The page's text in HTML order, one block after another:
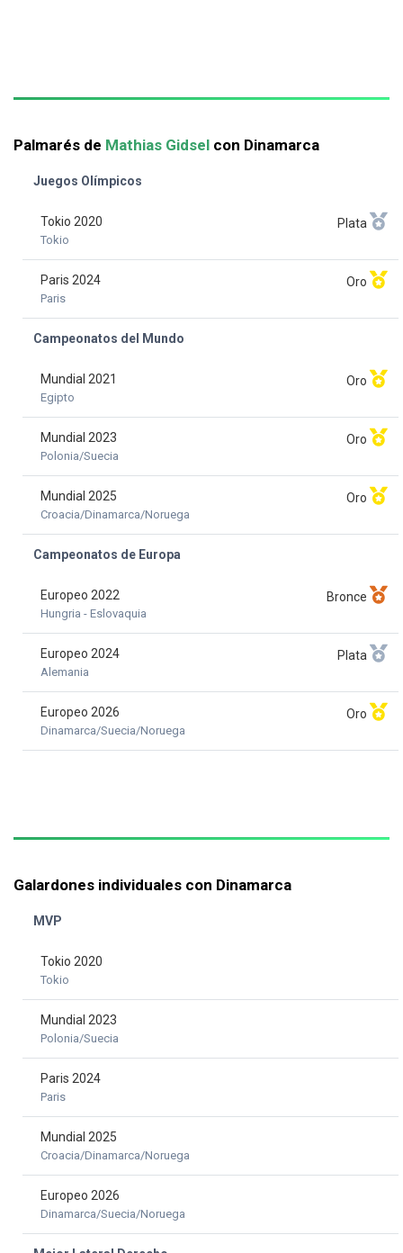
Palmarés de Mathias Gidsel con Dinamarca
Juegos Olímpicos
Tokio 2020
Tokio
Plata
Paris 2024
Paris
Oro
Campeonatos del Mundo
Mundial 2021
Egipto
Oro
Mundial 2023
Polonia/Suecia
Oro
Mundial 2025
Croacia/Dinamarca/Noruega
Oro
Campeonatos de Europa
Europeo 2022
Hungria - Eslovaquia
Bronce
Europeo 2024
Alemania
Plata
Europeo 2026
Dinamarca/Suecia/Noruega
Oro
Galardones individuales con Dinamarca
MVP
Tokio 2020
Tokio
Mundial 2023
Polonia/Suecia
Paris 2024
Paris
Mundial 2025
Croacia/Dinamarca/Noruega
Europeo 2026
Dinamarca/Suecia/Noruega